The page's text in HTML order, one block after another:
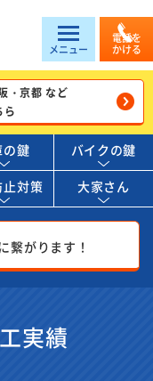
メニュー
電話を
かける
・京都 など
ら
の鍵 バイクの鍵
対策 大家さん
繋がります！
実績